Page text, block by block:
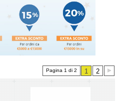
Pagina 1 di 2 1 2